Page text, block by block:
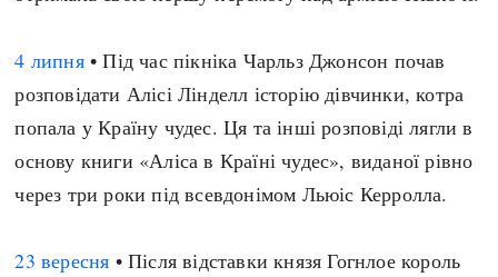
4 липня• Під час пікніка Чарльз Джонсон почав
розповідати Алісі Лінделл історію дівчинки, котра
попала у Країну чудес. Ця та інші розповіді лягли в
основу книги «Аліса в Країні чудес», виданої рівно
через три роки під всевдонімом Льюіс Керролла.
23 вересня • Після відставки князя Гогнлое король